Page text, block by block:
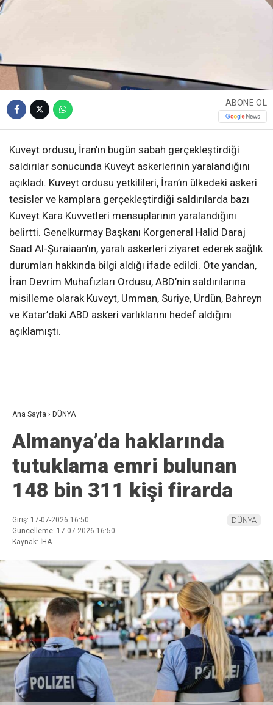
ABONE OL
Kuveyt ordusu, İran’ın bugün sabah gerçekleştirdiği
saldırılar sonucunda Kuveyt askerlerinin yaralandığını
açıkladı. Kuveyt ordusu yetkilileri, İran’ın ülkedeki askeri
tesisler ve kamplara gerçekleştirdiği saldırılarda bazı
Kuveyt Kara Kuvvetleri mensuplarının yaralandığını
belirtti. Genelkurmay Başkanı Korgeneral Halid Daraj
Saad Al-Şuraiaan’ın, yaralı askerleri ziyaret ederek sağlık
durumları hakkında bilgi aldığı ifade edildi. Öte yandan,
İran Devrim Muhafızları Ordusu, ABD’nin saldırılarına
misilleme olarak Kuveyt, Umman, Suriye, Ürdün, Bahreyn
ve Katar’daki ABD askeri varlıklarını hedef aldığını
açıklamıştı.
Ana Sayfa › DÜNYA
Almanya’da haklarında
tutuklama emri bulunan
148 bin 311 kişi firarda
Giriş: 17-07-2026 16:50
Güncelleme: 17-07-2026 16:50
Kaynak: İHA
DÜNYA